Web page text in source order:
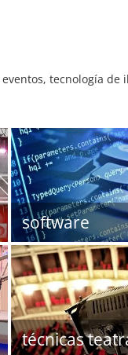
tecnología de
software
técnicas